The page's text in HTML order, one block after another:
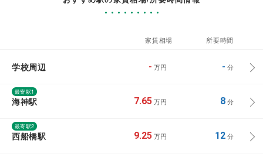
家賃相場 所要時間
学校周辺 - 万円 - 分
最寄駅1
海神駅 7.65 万円 8分
最寄駅2
西船橋駅 9.25 万円 12分